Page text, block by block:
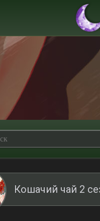
Кошачий чай 2